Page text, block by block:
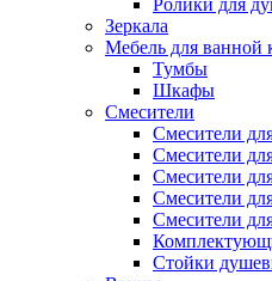
Ролики для
Зеркала
Мебель для ванной
Тумбы
Шкафы
Смесители
Смесители
Смесители
Смесители
Смесители
Смесители
Стойки